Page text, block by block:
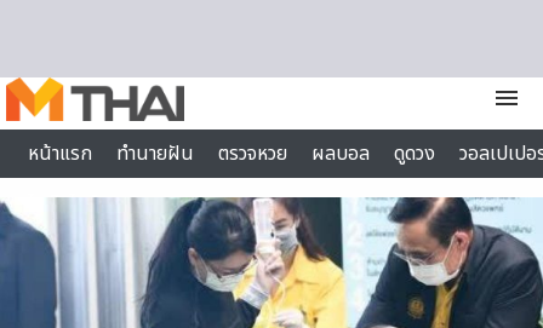
menu
หน้าแรก
ทำนายฝัน ตรวจหวย ผลบอล ดูดวง
วอลเปเป
ไลฟ์สไตล์